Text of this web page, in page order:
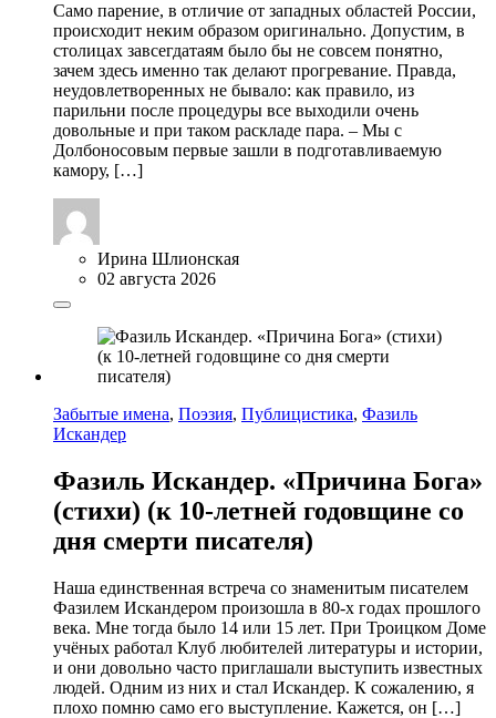
Само парение, в отличие от западных областей России,
происходит неким образом оригинально. Допустим, в
столицах завсегдатаям было бы не совсем понятно,
зачем здесь именно так делают прогревание. Правда,
неудовлетворенных не бывало: как правило, из
парильни после процедуры все выходили очень
довольные и при таком раскладе пара. – Мы с
Долбоносовым первые зашли в подготавливаемую
камору, […]
Ирина Шлионская
02 августа 2026
Забытые имена, Поэзия, Публицистика, Фазиль
Искандер
Фазиль Искандер. «Причина Бога»
(стихи) (к 10-летней годовщине со
дня смерти писателя)
Наша единственная встреча со знаменитым писателем
Фазилем Искандером произошла в 80-х годах прошлого
века. Мне тогда было 14 или 15 лет. При Троицком Доме
учёных работал Клуб любителей литературы и истории,
и они довольно часто приглашали выступить известных
людей. Одним из них и стал Искандер. К сожалению, я
плохо помню само его выступление. Кажется, он […]